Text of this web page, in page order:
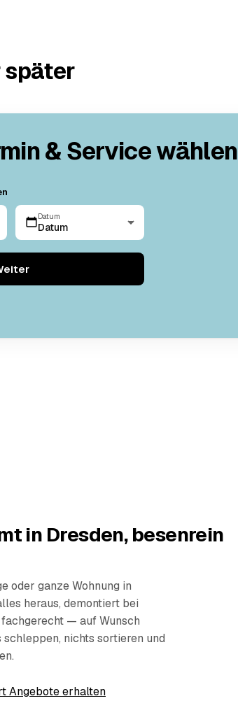
später
& Service wählen
Datum
Datum
in Dresden, besenrein
oder ganze Wohnung in
heraus, demontiert bei
— auf Wunsch
schleppen, nichts sortieren und
Angebote erhalten